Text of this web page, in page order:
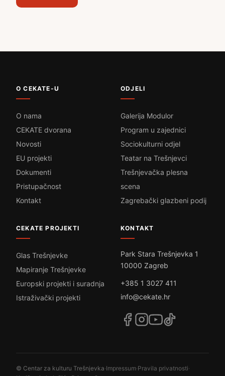
O CEKATE-U
O nama
CEKATE dvorana
Novosti
EU projekti
Dokumenti
Pristupačnost
Kontakt
ODJELI
Galerija Modulor
Program u zajednici
Sociokulturni odjel
Teatar na Trešnjevci
Trešnjevačka plesna
scena
Zagrebački glazbeni podij
CEKATE PROJEKTI
Glas Trešnjevke
Mapiranje Trešnjevke
Europski projekti i suradnja
Istraživački projekti
KONTAKT
Park Stara Trešnjevka 1
10000 Zagreb
+385 1 3027 411
info@cekate.hr
© Centar za kulturu Trešnjevka·Impressum·Pravila privatnosti·